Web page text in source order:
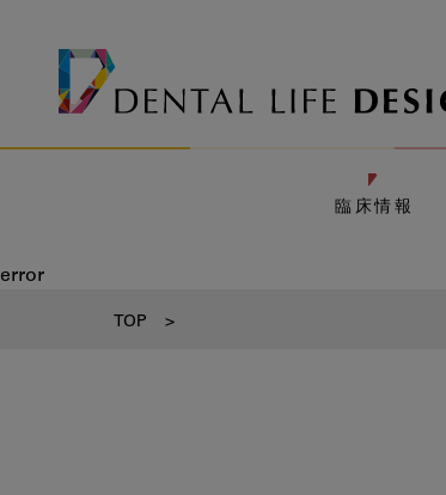
臨床情報
error
TOP >